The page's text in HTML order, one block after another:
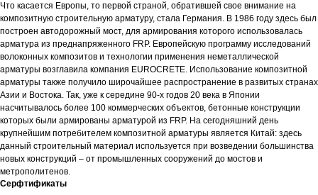
Что касается Европы, то первой страной, обратившей свое внимание на
композитную строительную арматуру, стала Германия. В 1986 году здесь был
построен автодорожный мост, для армирования которого использовалась
арматура из преднапряженного FRP. Европейскую программу исследований
волоконных композитов и технологии применения неметаллической
арматуры возглавила компания EUROCRETE. Использование композитной
арматуры также получило широчайшее распространение в развитых странах
Азии и Востока. Так, уже к середине 90-х годов 20 века в Японии
насчитывалось более 100 коммерческих объектов, бетонные конструкции
которых были армированы арматурой из FRP. На сегодняшний день
крупнейшим потребителем композитной арматуры является Китай: здесь
данный строительный материал используется при возведении большинства
новых конструкций – от промышленных сооружений до мостов и
метрополитенов.
Серфтификаты